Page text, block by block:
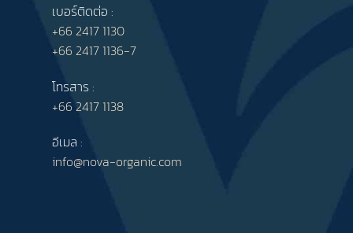
เบอร์ติดต่อ :
+66 2417 1130
+66 2417 1136-7
โทรสาร :
+66 2417 1138
อีเมล :
info@nova-organic.com